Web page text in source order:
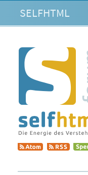
SELFHTML